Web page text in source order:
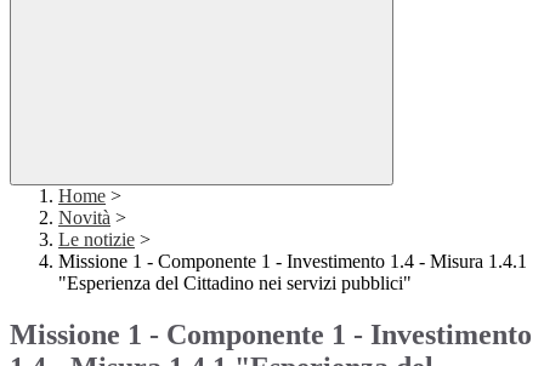
Home >
Novità >
Le notizie >
Missione 1 - Componente 1 - Investimento 1.4 - Misura 1.4.1
"Esperienza del Cittadino nei servizi pubblici"
Missione 1 - Componente 1 - Investimento